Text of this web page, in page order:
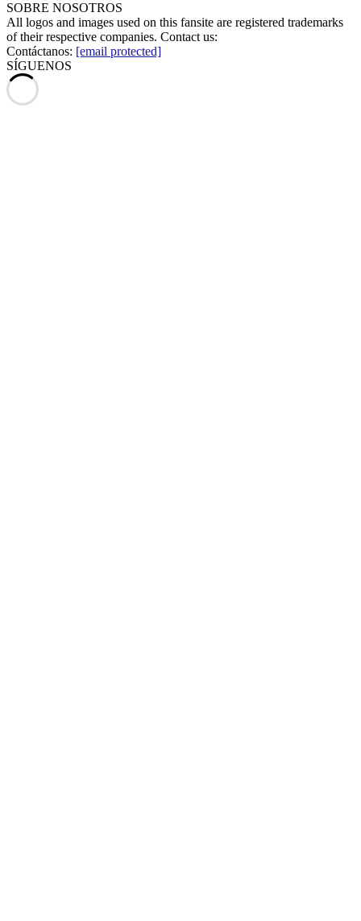
SOBRE NOSOTROS
All logos and images used on this fansite are registered trademarks
of their respective companies. Contact us:
Contáctanos: [email protected]
SÍGUENOS